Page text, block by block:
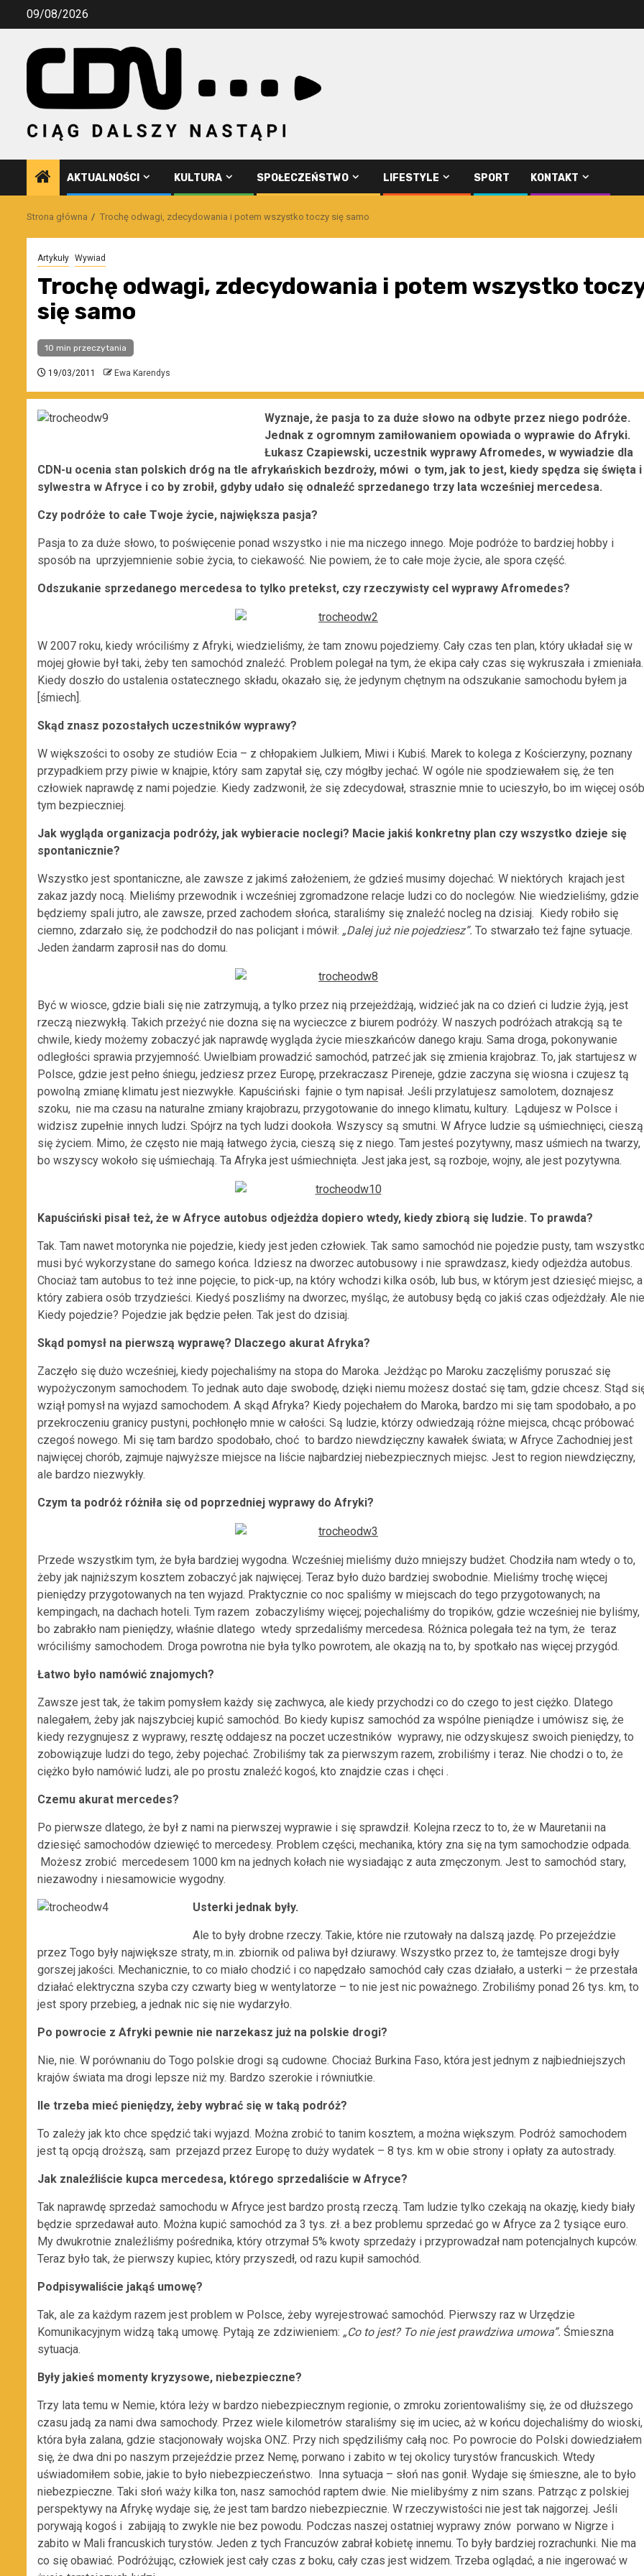
Przejdź09/08/2026
AKTUALNOŚCI KULTURA SPOŁECZEŃSTWO LIFESTYLE SPORT KONTAKT
Strona główna Trochę odwagi, zdecydowania i potem wszystko toczy się samo
Artykuły Wywiad
Trochę odwagi, zdecydowania i potem wszystko
się samo
10 min przeczytania
19/03/2011 Ewa Karendys
Wyznaje, że pasja to za duże słowo na odbyte przez niego podróże.
Jednak z ogromnym zamiłowaniem opowiada o wyprawie do Afryki.
Łukasz Czapiewski, uczestnik wyprawy Afromedes, w wywiadzie dla
CDN-u ocenia stan polskich dróg na tle afrykańskich bezdroży, mówi o tym, jak to jest, kiedy spędza się święta i
sylwestra w Afryce i co by zrobił, gdyby udało się odnaleźć sprzedanego trzy lata wcześniej mercedesa.
Czy podróże to całe Twoje życie, największa pasja?
Pasja to za duże słowo, to poświęcenie ponad wszystko i nie ma niczego innego. Moje podróże to bardziej hobby i
sposób na uprzyjemnienie sobie życia, to ciekawość. Nie powiem, że to całe moje życie, ale spora część.
Odszukanie sprzedanego mercedesa to tylko pretekst, czy rzeczywisty cel wyprawy Afromedes?
W 2007 roku, kiedy wróciliśmy z Afryki, wiedzieliśmy, że tam znowu pojedziemy. Cały czas ten plan, który układał się w
mojej głowie był taki, żeby ten samochód znaleźć. Problem polegał na tym, że ekipa cały czas się wykruszała i zmieniała.
Kiedy doszło do ustalenia ostatecznego składu, okazało się, że jedynym chętnym na odszukanie samochodu byłem ja
[śmiech].
Skąd znasz pozostałych uczestników wyprawy?
W większości to osoby ze studiów Ecia – z chłopakiem Julkiem, Miwi i Kubiś. Marek to kolega z Kościerzyny, poznany
przypadkiem przy piwie w knajpie, który sam zapytał się, czy mógłby jechać. W ogóle nie spodziewałem się, że ten
człowiek naprawdę z nami pojedzie. Kiedy zadzwonił, że się zdecydował, strasznie mnie to ucieszyło, bo im więcej
tym bezpieczniej.
Jak wygląda organizacja podróży, jak wybieracie noclegi? Macie jakiś konkretny plan czy wszystko dzieje się
spontanicznie?
Wszystko jest spontaniczne, ale zawsze z jakimś założeniem, że gdzieś musimy dojechać. W niektórych krajach jest
zakaz jazdy nocą. Mieliśmy przewodnik i wcześniej zgromadzone relacje ludzi co do noclegów. Nie wiedzieliśmy, gdzie
będziemy spali jutro, ale zawsze, przed zachodem słońca, staraliśmy się znaleźć nocleg na dzisiaj. Kiedy robiło się
ciemno, zdarzało się, że podchodził do nas policjant i mówił: „Dalej już nie pojedziesz”. To stwarzało też fajne sytuacje.
Jeden żandarm zaprosił nas do domu.
Być w wiosce, gdzie biali się nie zatrzymują, a tylko przez nią przejeżdżają, widzieć jak na co dzień ci ludzie żyją, jest
rzeczą niezwykłą. Takich przeżyć nie dozna się na wycieczce z biurem podróży. W naszych podróżach atrakcją są te
chwile, kiedy możemy zobaczyć jak naprawdę wygląda życie mieszkańców danego kraju. Sama droga, pokonywanie
odległości sprawia przyjemność. Uwielbiam prowadzić samochód, patrzeć jak się zmienia krajobraz. To, jak startujesz w
Polsce, gdzie jest pełno śniegu, jedziesz przez Europę, przekraczasz Pireneje, gdzie zaczyna się wiosna i czujesz tą
powolną zmianę klimatu jest niezwykłe. Kapuściński fajnie o tym napisał. Jeśli przylatujesz samolotem, doznajesz
szoku, nie ma czasu na naturalne zmiany krajobrazu, przygotowanie do innego klimatu, kultury. Lądujesz w Polsce i
widzisz zupełnie innych ludzi. Spójrz na tych ludzi dookoła. Wszyscy są smutni. W Afryce ludzie są uśmiechnięci, cieszą
się życiem. Mimo, że często nie mają łatwego życia, cieszą się z niego. Tam jesteś pozytywny, masz uśmiech na twarzy,
bo wszyscy wokoło się uśmiechają. Ta Afryka jest uśmiechnięta. Jest jaka jest, są rozboje, wojny, ale jest pozytywna.
Kapuściński pisał też, że w Afryce autobus odjeżdża dopiero wtedy, kiedy zbiorą się ludzie. To prawda?
Tak. Tam nawet motorynka nie pojedzie, kiedy jest jeden człowiek. Tak samo samochód nie pojedzie pusty, tam
musi być wykorzystane do samego końca. Idziesz na dworzec autobusowy i nie sprawdzasz, kiedy odjeżdża autobus.
Chociaż tam autobus to też inne pojęcie, to pick-up, na który wchodzi kilka osób, lub bus, w którym jest dziesięć miejsc, a
który zabiera osób trzydzieści. Kiedyś poszliśmy na dworzec, myśląc, że autobusy będą co jakiś czas odjeżdżały. Ale
Kiedy pojedzie? Pojedzie jak będzie pełen. Tak jest do dzisiaj.
Skąd pomysł na pierwszą wyprawę? Dlaczego akurat Afryka?
Zaczęło się dużo wcześniej, kiedy pojechaliśmy na stopa do Maroka. Jeżdżąc po Maroku zaczęliśmy poruszać się
wypożyczonym samochodem. To jednak auto daje swobodę, dzięki niemu możesz dostać się tam, gdzie chcesz. Stąd
wziął pomysł na wyjazd samochodem. A skąd Afryka? Kiedy pojechałem do Maroka, bardzo mi się tam spodobało, a po
przekroczeniu granicy pustyni, pochłonęło mnie w całości. Są ludzie, którzy odwiedzają różne miejsca, chcąc próbować
czegoś nowego. Mi się tam bardzo spodobało, choć to bardzo niewdzięczny kawałek świata; w Afryce Zachodniej jest
najwięcej chorób, zajmuje najwyższe miejsce na liście najbardziej niebezpiecznych miejsc. Jest to region niewdzięczny,
ale bardzo niezwykły.
Czym ta podróż różniła się od poprzedniej wyprawy do Afryki?
Przede wszystkim tym, że była bardziej wygodna. Wcześniej mieliśmy dużo mniejszy budżet. Chodziła nam wtedy o to,
żeby jak najniższym kosztem zobaczyć jak najwięcej. Teraz było dużo bardziej swobodnie. Mieliśmy trochę więcej
pieniędzy przygotowanych na ten wyjazd. Praktycznie co noc spaliśmy w miejscach do tego przygotowanych; na
kempingach, na dachach hoteli. Tym razem zobaczyliśmy więcej; pojechaliśmy do tropików, gdzie wcześniej nie byliśmy,
bo zabrakło nam pieniędzy, właśnie dlatego wtedy sprzedaliśmy mercedesa. Różnica polegała też na tym, że teraz
wróciliśmy samochodem. Droga powrotna nie była tylko powrotem, ale okazją na to, by spotkało nas więcej przygód.
Łatwo było namówić znajomych?
Zawsze jest tak, że takim pomysłem każdy się zachwyca, ale kiedy przychodzi co do czego to jest ciężko. Dlatego
nalegałem, żeby jak najszybciej kupić samochód. Bo kiedy kupisz samochód za wspólne pieniądze i umówisz się, że
kiedy rezygnujesz z wyprawy, resztę oddajesz na poczet uczestników wyprawy, nie odzyskujesz swoich pieniędzy, to
zobowiązuje ludzi do tego, żeby pojechać. Zrobiliśmy tak za pierwszym razem, zrobiliśmy i teraz. Nie chodzi o to, że
ciężko było namówić ludzi, ale po prostu znaleźć kogoś, kto znajdzie czas i chęci .
Czemu akurat mercedes?
Po pierwsze dlatego, że był z nami na pierwszej wyprawie i się sprawdził. Kolejna rzecz to to, że w Mauretanii na
dziesięć samochodów dziewięć to mercedesy. Problem części, mechanika, który zna się na tym samochodzie odpada.
Możesz zrobić mercedesem 1000 km na jednych kołach nie wysiadając z auta zmęczonym. Jest to samochód stary,
niezawodny i niesamowicie wygodny.
Usterki jednak były.
Ale to były drobne rzeczy. Takie, które nie rzutowały na dalszą jazdę. Po przejeździe
przez Togo były największe straty, m.in. zbiornik od paliwa był dziurawy. Wszystko przez to, że tamtejsze drogi były
gorszej jakości. Mechanicznie, to co miało chodzić i co napędzało samochód cały czas działało, a usterki – że przestała
działać elektryczna szyba czy czwarty bieg w wentylatorze – to nie jest nic poważnego. Zrobiliśmy ponad 26 tys. km, to
jest spory przebieg, a jednak nic się nie wydarzyło.
Po powrocie z Afryki pewnie nie narzekasz już na polskie drogi?
Nie, nie. W porównaniu do Togo polskie drogi są cudowne. Chociaż Burkina Faso, która jest jednym z najbiedniejszych
krajów świata ma drogi lepsze niż my. Bardzo szerokie i równiutkie.
Ile trzeba mieć pieniędzy, żeby wybrać się w taką podróż?
To zależy jak kto chce spędzić taki wyjazd. Można zrobić to tanim kosztem, a można większym. Podróż samochodem
jest tą opcją droższą, sam przejazd przez Europę to duży wydatek – 8 tys. km w obie strony i opłaty za autostrady.
Jak znaleźliście kupca mercedesa, którego sprzedaliście w Afryce?
Tak naprawdę sprzedaż samochodu w Afryce jest bardzo prostą rzeczą. Tam ludzie tylko czekają na okazję, kiedy biały
będzie sprzedawał auto. Można kupić samochód za 3 tys. zł. a bez problemu sprzedać go w Afryce za 2 tysiące euro.
My dwukrotnie znaleźliśmy pośrednika, który otrzymał 5% kwoty sprzedaży i przyprowadzał nam potencjalnych kupców.
Teraz było tak, że pierwszy kupiec, który przyszedł, od razu kupił samochód.
Podpisywaliście jakąś umowę?
Tak, ale za każdym razem jest problem w Polsce, żeby wyrejestrować samochód. Pierwszy raz w Urzędzie
Komunikacyjnym widzą taką umowę. Pytają ze zdziwieniem: „Co to jest? To nie jest prawdziwa umowa”. Śmieszna
sytuacja.
Były jakieś momenty kryzysowe, niebezpieczne?
Trzy lata temu w Nemie, która leży w bardzo niebezpiecznym regionie, o zmroku zorientowaliśmy się, że od dłuższego
czasu jadą za nami dwa samochody. Przez wiele kilometrów staraliśmy się im uciec, aż w końcu dojechaliśmy do wioski,
która była zalana, gdzie stacjonowały wojska ONZ. Przy nich spędziliśmy całą noc. Po powrocie do Polski dowiedziałem
się, że dwa dni po naszym przejeździe przez Nemę, porwano i zabito w tej okolicy turystów francuskich. Wtedy
uświadomiłem sobie, jakie to było niebezpieczeństwo. Inna sytuacja – słoń nas gonił. Wydaje się śmieszne, ale to było
niebezpieczne. Taki słoń waży kilka ton, nasz samochód raptem dwie. Nie mielibyśmy z nim szans. Patrząc z polskiej
perspektywy na Afrykę wydaje się, że jest tam bardzo niebezpiecznie. W rzeczywistości nie jest tak najgorzej. Jeśli
porywają kogoś i zabijają to zwykle nie bez powodu. Podczas naszej ostatniej wyprawy znów porwano w Nigrze i
zabito w Mali francuskich turystów. Jeden z tych Francuzów zabrał kobietę innemu. To były bardziej rozrachunki. Nie ma
co się obawiać. Podróżując, człowiek jest cały czas z boku, cały czas jest widzem. Trzeba oglądać, a nie ingerować w